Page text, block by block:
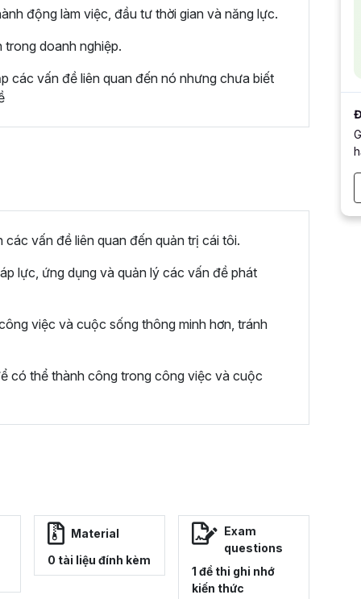
động làm việc, đầu tư thời gian và năng lực.
trong doanh nghiệp.
các vấn đề liên quan đến nó nhưng chưa biết
vấn đề liên quan đến quản trị cái tôi.
lực, ứng dụng và quản lý các vấn đề phát
việc và cuộc sống thông minh hơn, tránh
có thể thành công trong công việc và cuộc
Material
0 tài liệu đính kèm
Exam
questions
1 đề thi ghi nhớ
kiến thức